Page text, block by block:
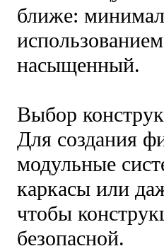
ближе:
насыщенный.
Выбор
Для создания
модульные
каркасы или
чтобы
безопасной.